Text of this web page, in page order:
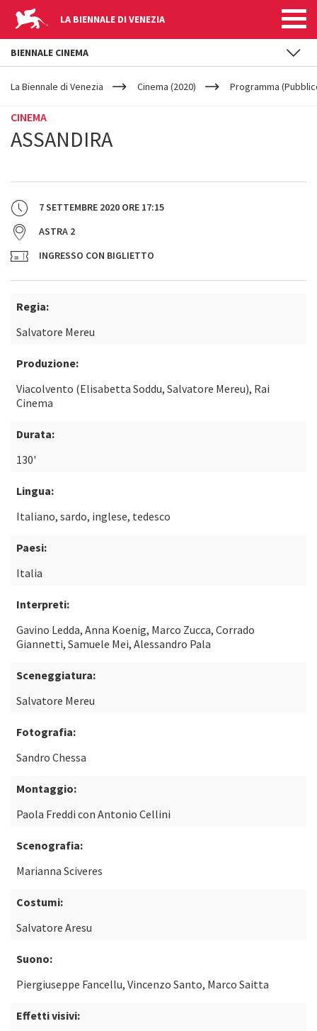
LA BIENNALE DI VENEZIA
YOUR
ARE
La Biennale di Venezia Cinema (2020) Programma
CINEMA
ASSANDIRA
7 SETTEMBRE 2020 ORE 17:15
ASTRA 2
INGRESSO CON BIGLIETTO
Regia:
Salvatore Mereu
Produzione:
Viacolvento (Elisabetta Soddu, Salvatore Mereu), Rai
Cinema
Durata:
130'
Lingua:
Italiano, sardo, inglese, tedesco
Paesi:
Italia
Interpreti:
Gavino Ledda, Anna Koenig, Marco Zucca, Corrado
Giannetti, Samuele Mei, Alessandro Pala
Sceneggiatura:
Salvatore Mereu
Fotografia:
Sandro Chessa
Montaggio:
Paola Freddi con Antonio Cellini
Scenografia:
Marianna Sciveres
Costumi:
Salvatore Aresu
Suono:
Piergiuseppe Fancellu, Vincenzo Santo, Marco Saitta
Effetti visivi:
BIENNALE CINEMA